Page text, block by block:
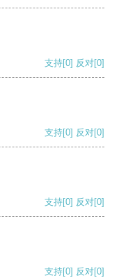
支持[0] 反对[0]
支持[0] 反对[0]
支持[0] 反对[0]
支持[0] 反对[0]